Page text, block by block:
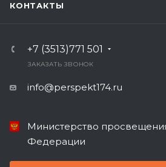
КОНТАКТЫ
+7 (3513)771 501
ЗАКАЗАТЬ ЗВОНОК
info@perspekt174.ru
Министерство
Федерации